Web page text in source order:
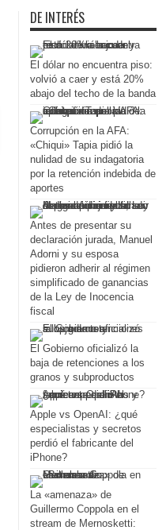
DE INTERÉS
El dólar no encuentra piso:
volvió a caer y está 20%
abajo del techo de la banda
Corrupción en la AFA:
«Chiqui» Tapia pidió la
nulidad de su indagatoria
por la retención indebida de
aportes
Antes de presentar su
declaración jurada, Manuel
Adorni y su esposa
pidieron adherir al régimen
simplificado de ganancias
de la Ley de Inocencia
fiscal
El Gobierno oficializó la
baja de retenciones a los
granos y subproductos
Apple vs OpenAI: ¿qué
especialistas y secretos
perdió el fabricante del
iPhone?
La «amenaza» de
Guillermo Coppola en el
stream de Mernosketti: